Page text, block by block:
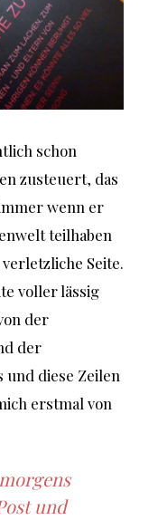
schon
zusteuert, das
wenn er
teilhaben
Seite.
voller lässig
der
der
und diese Zeilen
erstmal von
und